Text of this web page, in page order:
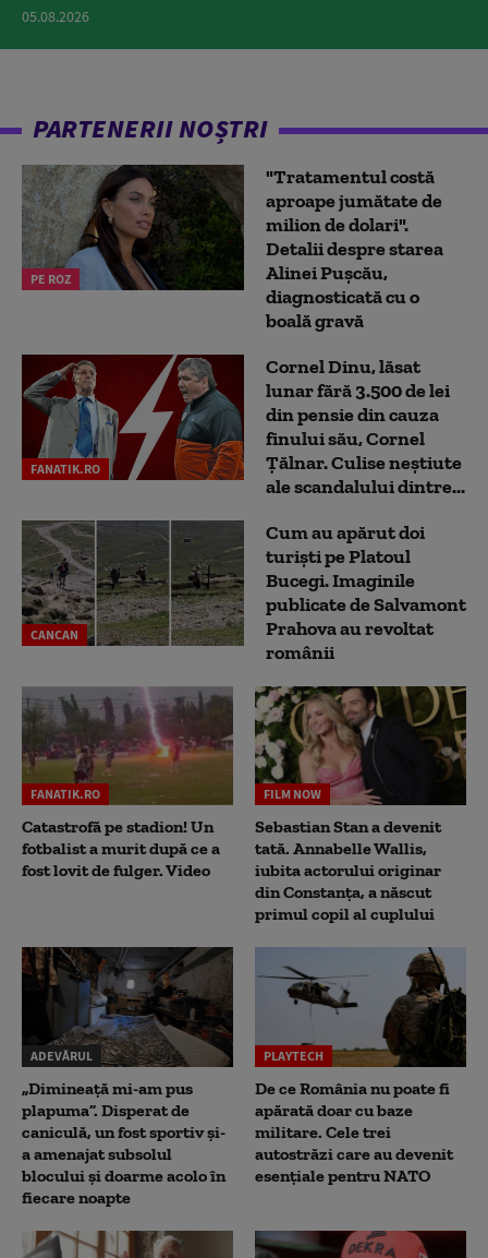
05.08.2026
PARTENERII NOȘTRI
PE ROZ
"Tratamentul costă
aproape jumătate de
milion de dolari".
Detalii despre starea
Alinei Pușcău,
diagnosticată cu o
boală gravă
FANATIK.RO
Cornel Dinu, lăsat
lunar fără 3.500 de lei
din pensie din cauza
finului său, Cornel
Țălnar. Culise neștiute
ale scandalului dintre...
CANCAN
Cum au apărut doi
turiști pe Platoul
Bucegi. Imaginile
publicate de Salvamont
Prahova au revoltat
românii
FANATIK.RO
Catastrofă pe stadion! Un
fotbalist a murit după ce a
fost lovit de fulger. Video
FILM NOW
Sebastian Stan a devenit
tată. Annabelle Wallis,
iubita actorului originar
din Constanța, a născut
primul copil al cuplului
ADEVĂRUL
„Dimineață mi-am pus
plapuma”. Disperat de
caniculă, un fost sportiv și-
a amenajat subsolul
blocului și doarme acolo în
fiecare noapte
PLAYTECH
De ce România nu poate fi
apărată doar cu baze
militare. Cele trei
autostrăzi care au devenit
esențiale pentru NATO